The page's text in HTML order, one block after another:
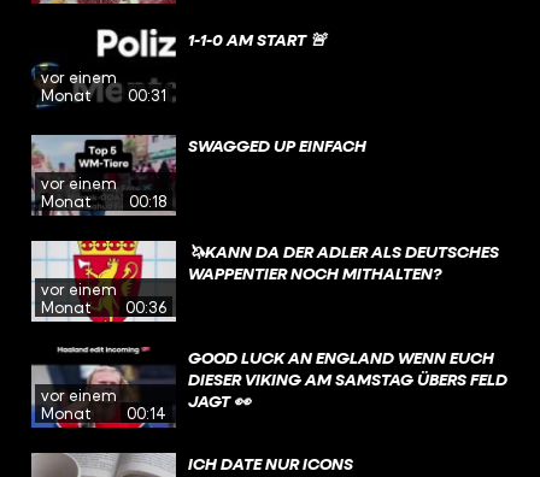
vor einem
Monat
00:31
1-1-0 AM START 🚨
vor einem
Monat
00:18
SWAGGED UP EINFACH
vor einem
Monat
00:36
🦄KANN DA DER ADLER ALS DEUTSCHES
WAPPENTIER NOCH MITHALTEN?
vor einem
Monat
00:14
GOOD LUCK AN ENGLAND WENN EUCH
DIESER VIKING AM SAMSTAG ÜBERS FELD
JAGT 👀
ICH DATE NUR ICONS